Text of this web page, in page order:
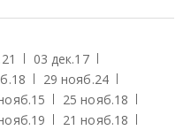
21 03 дек.17
18 29 нояб.24
15 25 нояб.18
19 21 нояб.18